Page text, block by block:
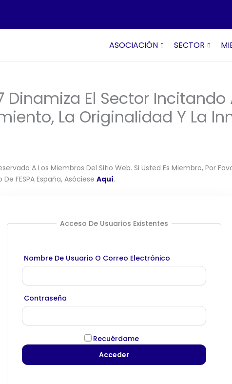
ASOCIACIÓN SECTOR
Dinamiza El Sector Incitando
La Originalidad Y La
A Los Miembros Del Sitio Web. Si Usted Es Miembro, Por
FESPA España, Asóciese Aquí.
Acceso De Usuarios Existentes
Nombre De Usuario O Correo Electrónico
Contraseña
Recuérdame